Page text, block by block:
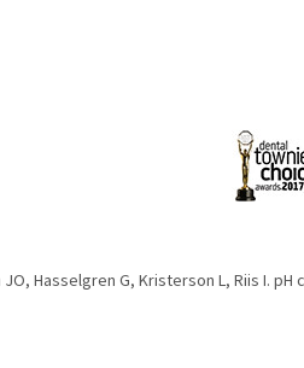
Hasselgren G, Kristerson L, Riis I.